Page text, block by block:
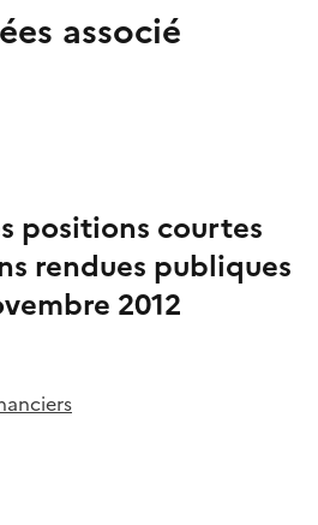
associé
positions courtes
rendues publiques
2012